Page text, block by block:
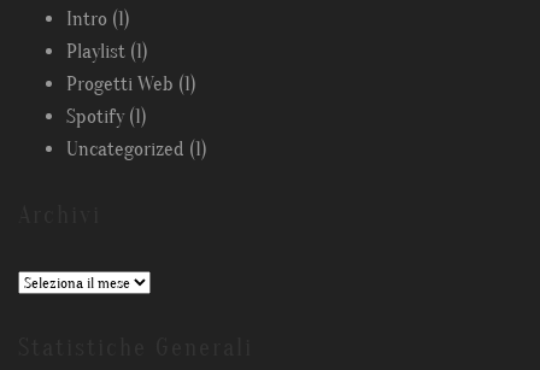
Intro (1)
Playlist (1)
Progetti Web (1)
Spotify(1)
Uncategorized (1)
Archivi